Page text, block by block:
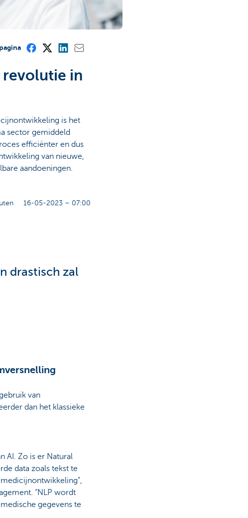
in
is het
sector gemiddeld
efficiënter en dus
van nieuwe,
aandoeningen.
16-05-2023 – 07:00
drastisch zal
van
dan het klassieke
AI. Zo is er Natural
data zoals tekst te
“NLP wordt
gegevens te